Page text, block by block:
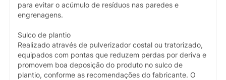
para evitar o acúmulo de resíduos nas paredes e
engrenagens.
Sulco de plantio
Realizado através de pulverizador costal ou tratorizado,
equipados com pontas que reduzem perdas por deriva e
promovem boa deposição do produto no sulco de
plantio, conforme as recomendações do fabricante. O